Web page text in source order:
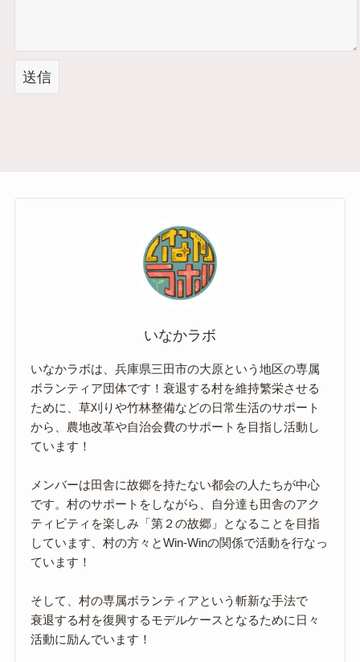
いなかラボ
いなかラボは、兵庫県三田市の大原という地区の専属
ボランティア団体です！衰退する村を維持繁栄させる
ために、草刈りや竹林整備などの日常生活のサポート
から、農地改革や自治会費のサポートを目指し活動し
ています！
メンバーは田舎に故郷を持たない都会の人たちが中心
です。村のサポートをしながら、自分達も田舎のアク
ティビティを楽しみ「第２の故郷」となることを目指
しています、村の方々とWin-Winの関係で活動を行なっ
ています！
そして、村の専属ボランティアという斬新な手法で
衰退する村を復興するモデルケースとなるために日々
活動に励んでいます！